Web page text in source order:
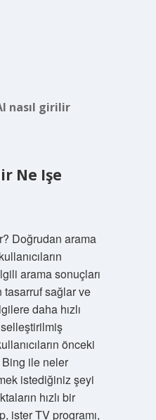
nasıl girilir
Ne Işe
Doğrudan arama
arama sonuçları
sağlar ve
daha hızlı
önceki
Bing ile neler
istediğiniz şeyi
hızlı bir
ister TV programı,